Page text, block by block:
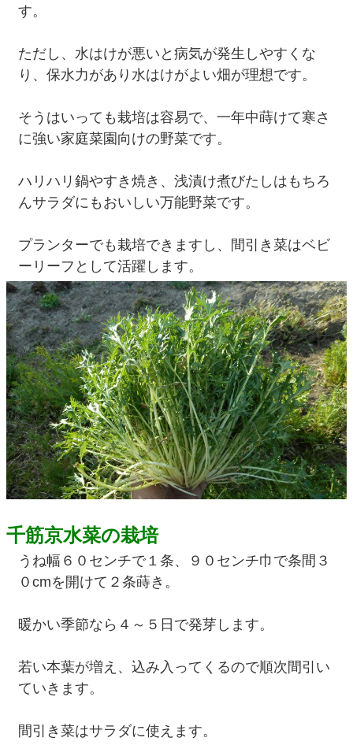
す。
ただし、水はけが悪いと病気が発生しやすくな
り、保水力があり水はけがよい畑が理想です。
そうはいっても栽培は容易で、一年中蒔けて寒さ
に強い家庭菜園向けの野菜です。
ハリハリ鍋やすき焼き、浅漬け煮びたしはもちろ
んサラダにもおいしい万能野菜です。
プランターでも栽培できますし、間引き菜はベビ
ーリーフとして活躍します。
千筋京水菜の栽培
うね幅６０センチで１条、９０センチ巾で条間３
０cmを開けて２条蒔き。
暖かい季節なら４～５日で発芽します。
若い本葉が増え、込み入ってくるので順次間引い
ていきます。
間引き菜はサラダに使えます。